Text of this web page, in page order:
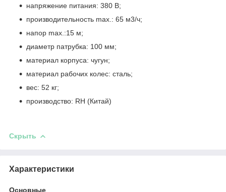
напряжение питания: 380 В;
производительность max.: 65 м3/ч;
напор max.:15 м;
диаметр патрубка: 100 мм;
материал корпуса: чугун;
материал рабочих колес: сталь;
вес: 52 кг;
производство: RH (Китай)
Скрыть
Характеристики
Основные